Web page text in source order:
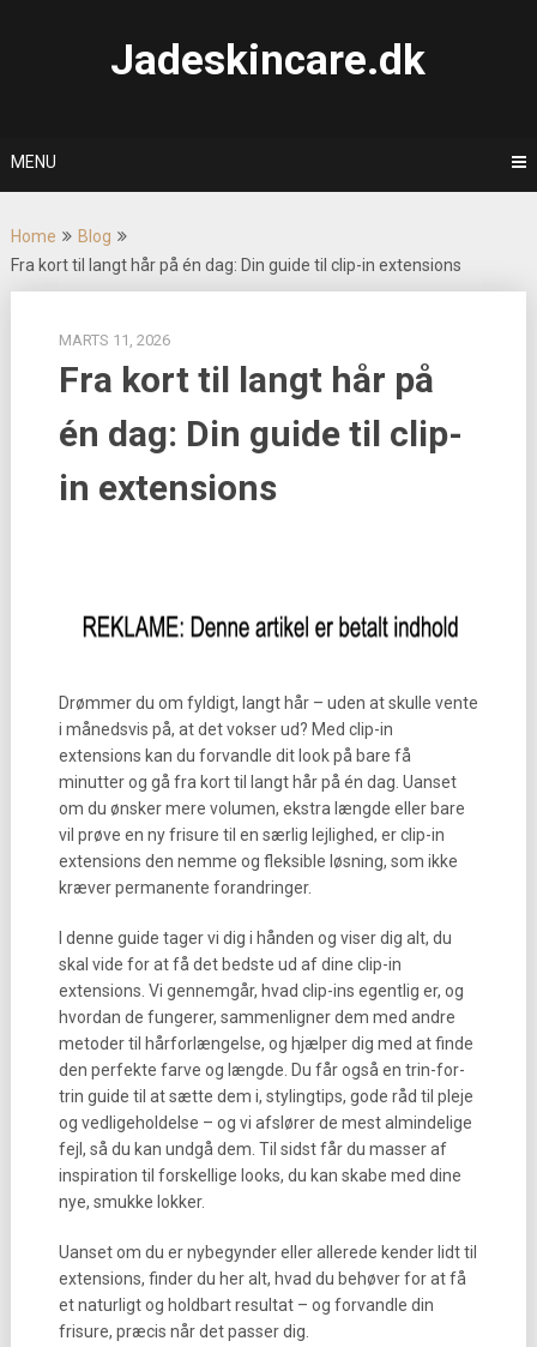
Jadeskincare.dk
MENU
Home
Blog
Fra kort til langt hår på én dag: Din guide til clip-in extensions
MARTS 11, 2026
Fra kort til langt hår på
én dag: Din guide til clip-
in extensions
Drømmer du om fyldigt, langt hår – uden at skulle vente
i månedsvis på, at det vokser ud? Med clip-in
extensions kan du forvandle dit look på bare få
minutter og gå fra kort til langt hår på én dag. Uanset
om du ønsker mere volumen, ekstra længde eller bare
vil prøve en ny frisure til en særlig lejlighed, er clip-in
extensions den nemme og fleksible løsning, som ikke
kræver permanente forandringer.
I denne guide tager vi dig i hånden og viser dig alt, du
skal vide for at få det bedste ud af dine clip-in
extensions. Vi gennemgår, hvad clip-ins egentlig er, og
hvordan de fungerer, sammenligner dem med andre
metoder til hårforlængelse, og hjælper dig med at finde
den perfekte farve og længde. Du får også en trin-for-
trin guide til at sætte dem i, stylingtips, gode råd til pleje
og vedligeholdelse – og vi afslører de mest almindelige
fejl, så du kan undgå dem. Til sidst får du masser af
inspiration til forskellige looks, du kan skabe med dine
nye, smukke lokker.
Uanset om du er nybegynder eller allerede kender lidt til
extensions, finder du her alt, hvad du behøver for at få
et naturligt og holdbart resultat – og forvandle din
frisure, præcis når det passer dig.